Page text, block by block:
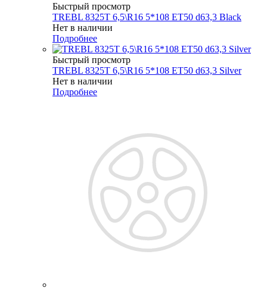
Быстрый просмотр
TREBL 8325T 6,5\R16 5*108 ET50 d63,3 Black
Нет в наличии
Подробнее
Быстрый просмотр
TREBL 8325T 6,5\R16 5*108 ET50 d63,3 Silver
Нет в наличии
Подробнее